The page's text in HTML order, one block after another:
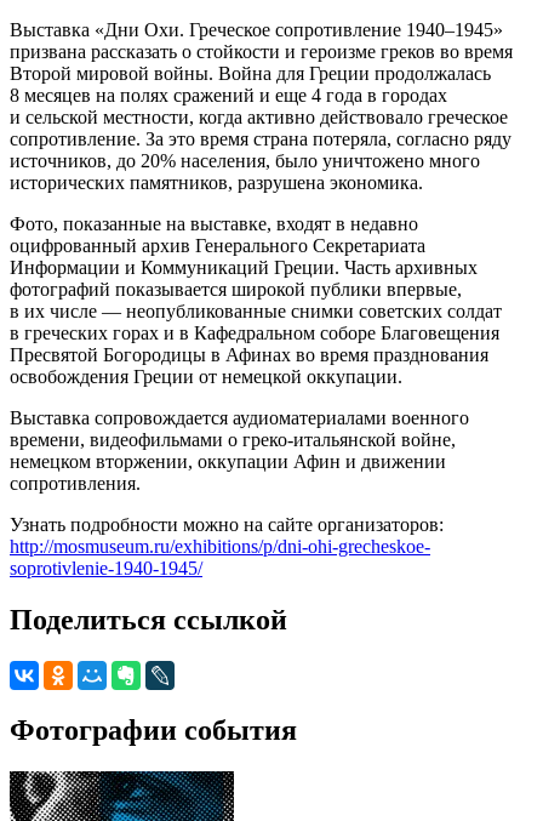
Выставка «Дни Охи. Греческое сопротивление 1940–1945»
призвана рассказать о стойкости и героизме греков во время
Второй мировой войны. Война для Греции продолжалась
8 месяцев на полях сражений и еще 4 года в городах
и сельской местности, когда активно действовало греческое
сопротивление. За это время страна потеряла, согласно ряду
источников, до 20% населения, было уничтожено много
исторических памятников, разрушена экономика.
Фото, показанные на выставке, входят в недавно
оцифрованный архив Генерального Секретариата
Информации и Коммуникаций Греции. Часть архивных
фотографий показывается широкой публики впервые,
в их числе — неопубликованные снимки советских солдат
в греческих горах и в Кафедральном соборе Благовещения
Пресвятой Богородицы в Афинах во время празднования
освобождения Греции от немецкой оккупации.
Выставка сопровождается аудиоматериалами военного
времени, видеофильмами о греко-итальянской войне,
немецком вторжении, оккупации Афин и движении
сопротивления.
Узнать подробности можно на сайте организаторов:
http://mosmuseum.ru/exhibitions/p/dni-ohi-grecheskoe-
soprotivlenie-1940-1945/
Поделиться ссылкой
Фотографии события